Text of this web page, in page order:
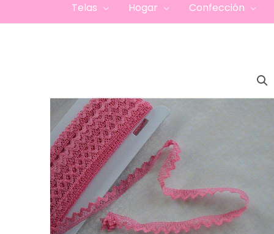
Telas Hogar Confección